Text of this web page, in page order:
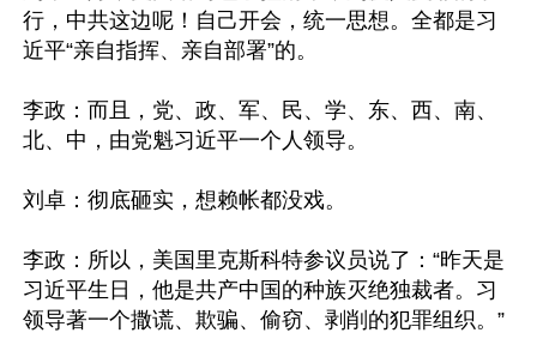
行，中共这边呢！自己开会，统一思想。全都是习
近平“亲自指挥、亲自部署”的。
李政：而且，党、政、军、民、学、东、西、南、
北、中，由党魁习近平一个人领导。
刘卓：彻底砸实，想赖帐都没戏。
李政：所以，美国里克斯科特参议员说了：“昨天是
习近平生日，他是共产中国的种族灭绝独裁者。习
领导著一个撒谎、欺骗、偷窃、剥削的犯罪组织。”